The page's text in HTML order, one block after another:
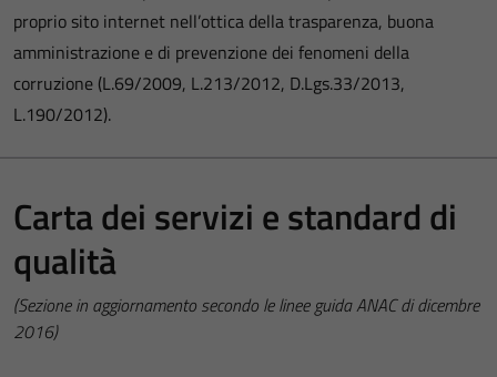
proprio sito internet nell’ottica della trasparenza, buona
amministrazione e di prevenzione dei fenomeni della
corruzione (L.69/2009, L.213/2012, D.Lgs.33/2013,
L.190/2012).
Carta dei servizi e standard di
qualità
(Sezione in aggiornamento secondo le linee guida ANAC di dicembre
2016)